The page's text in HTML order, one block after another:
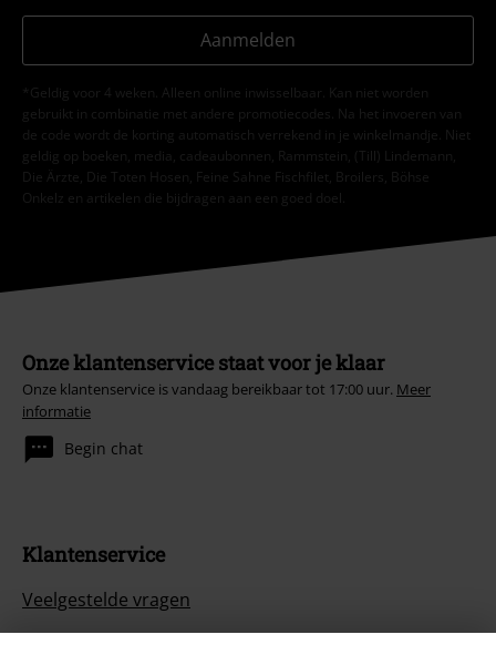
Aanmelden
*Geldig voor 4 weken. Alleen online inwisselbaar. Kan niet worden
gebruikt in combinatie met andere promotiecodes. Na het invoeren van
de code wordt de korting automatisch verrekend in je winkelmandje. Niet
geldig op boeken, media, cadeaubonnen, Rammstein, (Till) Lindemann,
Die Ärzte, Die Toten Hosen, Feine Sahne Fischfilet, Broilers, Böhse
Onkelz en artikelen die bijdragen aan een goed doel.
Onze klantenservice staat voor je klaar
Onze klantenservice is vandaag bereikbaar tot 17:00 uur. Meer
informatie
Begin chat
Klantenservice
Veelgestelde vragen